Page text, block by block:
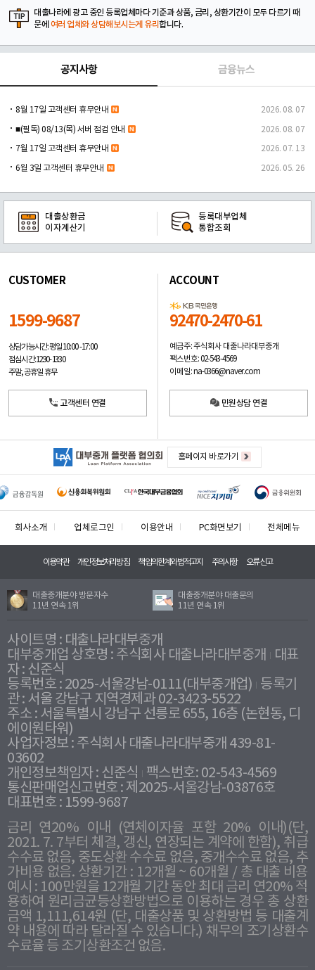
대출나라에 광고 중인 등록업체마다 기준과 상품, 금리, 상환기간이 모두 다르기 때
문에 여러 업체와 상담해보시는게 유리합니다.
공지사항 금융뉴스
8월 17일 고객센터 휴무안내 2026. 08. 07
■(필독) 08/13(목) 서버 점검 안내 2026. 08. 07
7월 17일 고객센터 휴무안내 2026. 07. 13
6월 3일 고객센터 휴무안내 2026. 05. 26
대출상환금
이자계산기
등록대부업체
통합조회
CUSTOMER
1599-9687
상담가능시간: 평일10:00 -17:00
점심시간: 12:30 - 13:30
주말, 공휴일 휴무
고객센터 연결
ACCOUNT
92470-2470-61
예금주: 주식회사 대출나라대부중개
팩스번호: 02-543-4569
이메일: na-0366@naver.com
민원상담 연결
홈페이지 바로가기
회사소개 업체로그인 이용안내 PC화면보기 전체메뉴
이용약관 개인정보처리방침 책임의한계와법적고지 주의사항 오류신고
대출중개분야 방문자수
11년 연속 1위
대출중개분야 대출문의
11년 연속 1위
사이트명 : 대출나라대부중개
대부중개업 상호명 : 주식회사 대출나라대부중개
대표
자 : 신준식
등록번호 : 2025-서울강남-0111(대부중개업) 등록기
관 : 서울 강남구 지역경제과 02-3423-5522
주소 : 서울특별시 강남구 선릉로 655, 16층 (논현동, 디
에이원타워)
사업자정보 : 주식회사 대출나라대부중개 439-81-
03602
개인정보책임자 : 신준식
팩스번호: 02-543-4569
통신판매업신고번호 : 제2025-서울강남-03876호
대표번호 : 1599-9687
금리 연20% 이내 (연체이자율 포함 20% 이내)(단,
2021. 7. 7부터 체결, 갱신, 연장되는 계약에 한함), 취급
수수료 없음, 중도상환 수수료 없음, 중개수수료 없음, 추
가비용 없음. 상환기간 : 12개월 ~ 60개월 / 총 대출 비용
예시 : 100만원을 12개월 기간 동안 최대 금리 연20% 적
용하여 원리금균등상환방법으로 이용하는 경우 총 상환
금액 1,111,614원 (단, 대출상품 및 상환방법 등 대출계
약 내용에 따라 달라질 수 있습니다.) 채무의 조기상환수
수료율 등 조기상환조건 없음.